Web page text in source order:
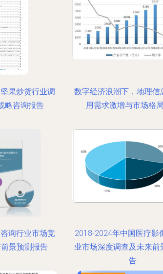
果炒货行业调
略咨询报告
数字经济浪潮下，地理信
用需求激增与市场格
询行业市场竞
景预测报告
2018-2024年中国医疗影
业市场深度调查及未来前
告